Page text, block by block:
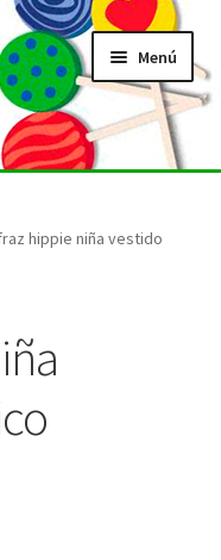
Menú
hippie niña vestido